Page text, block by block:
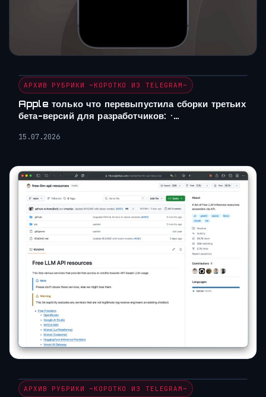
АРХИВ РУБРИКИ ~КОРОТКО ИЗ TELEGRAM~
Apple только что перевыпустила сборки третьих
бета-версий для разработчиков: •…
15.07.2026
АРХИВ РУБРИКИ ~КОРОТКО ИЗ TELEGRAM~